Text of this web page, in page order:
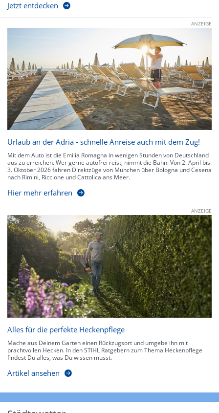
Jetzt entdecken
ANZEIGE
Urlaub an der Adria - schnelle Anreise auch mit dem Zug!
Mit dem Auto ist die Emilia Romagna in wenigen Stunden von Deutschland
aus zu erreichen. Wer gerne autofrei reist, nimmt die Bahn: Von 2. April bis
3. Oktober 2026 fahren Direktzüge von München über Bologna und Cesena
nach Rimini, Riccione und Cattolica ans Meer.
Hier mehr erfahren
ANZEIGE
Alles für die perfekte Heckenpflege
Mache aus Deinem Garten einen Rückzugsort und umgebe ihn mit
prachtvollen Hecken. In den STIHL Ratgebern zum Thema Heckenpflege
findest Du alles, was Du wissen musst.
Artikel ansehen